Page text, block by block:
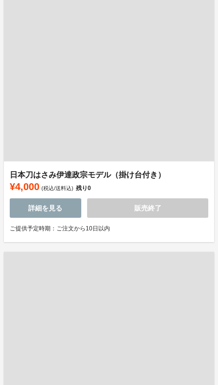
日本刀はさみ伊達政宗モデル（掛け台付き）
¥4,000 (税込/送料込) 残り0
詳細を見る 販売終了
ご提供予定時期：ご注文から10日以内